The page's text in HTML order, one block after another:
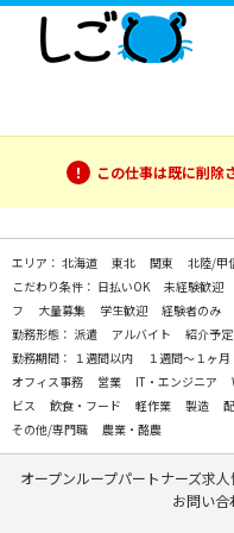
この仕事は既に削除
エリア： 北海道 東北 関東 北陸/甲
こだわり条件： 日払いOK 未経験歓迎
フ
大量募集 学生歓迎
経験者のみ
勤務形態： 派遣 アルバイト 紹介予
勤務期間： １週間以内 １週間～１ヶ月
オフィス事務
営業 IT・エンジニア
ビス
飲食・フード 軽作業 製造
その他/専門職
農業・酪農
オープンループパートナーズ求
お問い合